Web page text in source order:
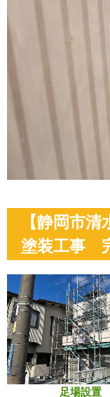
【静岡市
塗装工事
足場設置